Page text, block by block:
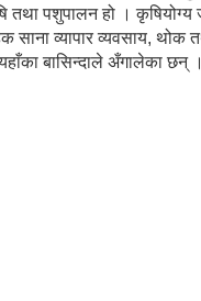
तथा पशुपालन हो ।
व्यापार व्यवसाय, थोक
बासिन्दाले अँगालेका छन् ।